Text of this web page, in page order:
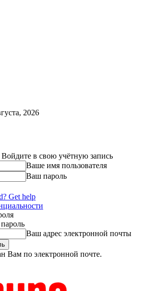
2026
в свою учётную запись
Ваше имя пользователя
Ваш пароль
Get help
Ваш адрес электронной почты
Вам по электронной почте.